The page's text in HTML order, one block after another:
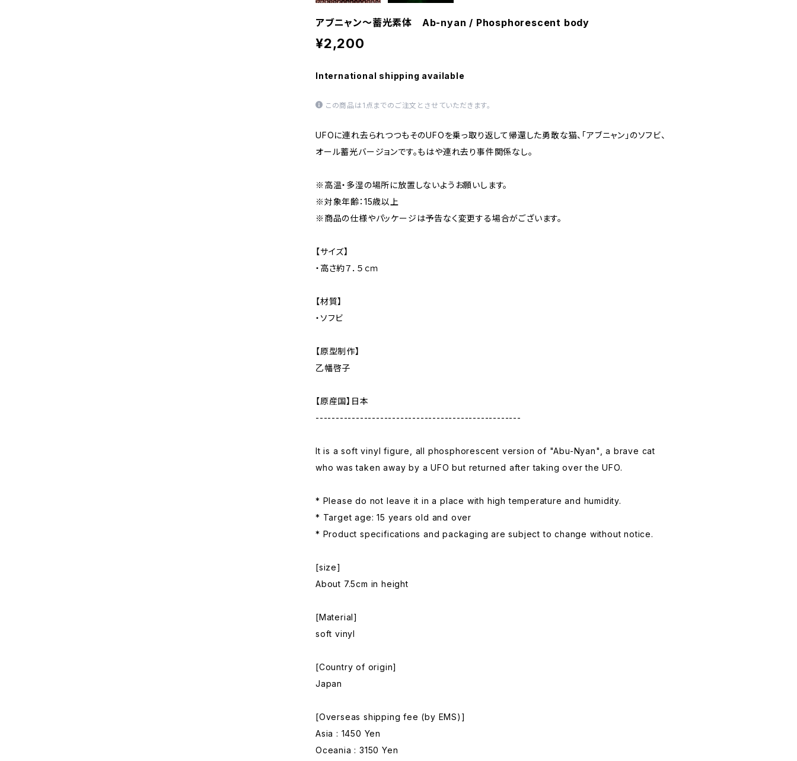
アブニャン〜蓄光素体 Ab-nyan / Phosphorescent body
¥2,200
International shipping available
この商品は1点までのご注文とさせていただきます。
UFOに連れ去られつつもそのUFOを乗っ取り返して帰還した勇敢な猫、「アブニャン」のソフビ、
オール蓄光バージョンです。もはや連れ去り事件関係なし。
※高温・多湿の場所に放置しないようお願いします。
※対象年齢：15歳以上
※商品の仕様やパッケージは予告なく変更する場合がございます。
【サイズ】
・高さ約７．５ｃｍ
【材質】
・ソフビ
【原型制作】
乙幡啓子
【原産国】日本
---------------------------------------------------
It is a soft vinyl figure, all phosphorescent version of "Abu-Nyan", a brave cat
who was taken away by a UFO but returned after taking over the UFO.
* Please do not leave it in a place with high temperature and humidity.
* Target age: 15 years old and over
* Product specifications and packaging are subject to change without notice.
[size]
About 7.5cm in height
[Material]
soft vinyl
[Country of origin]
Japan
[Overseas shipping fee (by EMS)]
Asia : 1450 Yen
Oceania : 3150 Yen